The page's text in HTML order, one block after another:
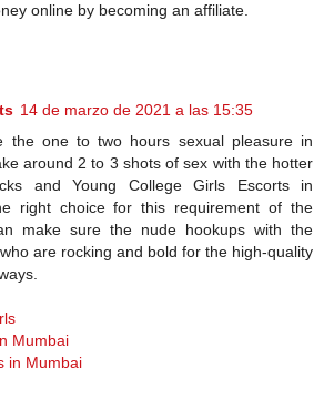
online by becoming an affiliate.
14 de marzo de 2021 a las 15:35
the one to two hours sexual pleasure in
around 2 to 3 shots of sex with the hotter
and Young College Girls Escorts in
right choice for this requirement of the
make sure the nude hookups with the
are rocking and bold for the high-quality
Mumbai
in Mumbai